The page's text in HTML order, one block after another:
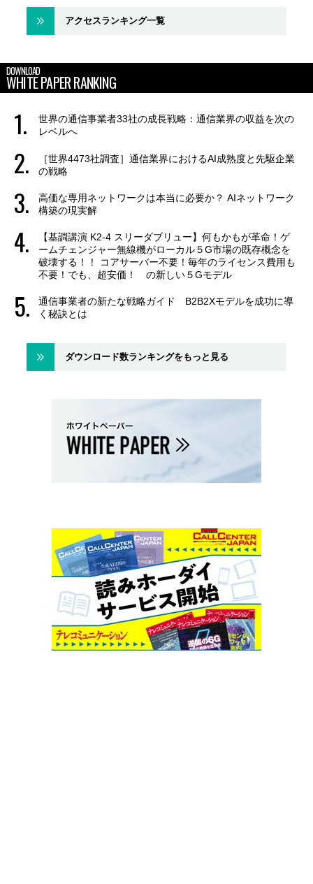
アクセスランキング一覧
DOWNLOAD
WHITE PAPER RANKING
世界の通信事業者33社の成長戦略：通信業界の収益を次の
レベルへ
［世界4473社調査］通信業界におけるAI成熟度と先駆企業
の戦略
高価な専用ネットワークは本当に必要か？ AIネットワーク
構築の現実解
【基調講演 K2-4 スリーダブリュー】何もかもが革命！ゲ
ームチェンジャー無線機がローカル５G市場の既存概念を
破壊する！！ コアサーバー不要！毎年のライセンス費用も
不要！でも、超安価！ の新しい５Gモデル
通信事業者の新たな戦略ガイド B2B2Xモデルを成功に導
く秘訣とは
ダウンロード数ランキングをもっと見る